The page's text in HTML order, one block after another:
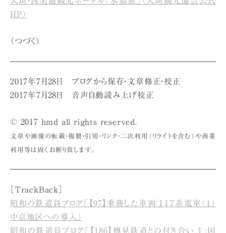
HP）
（つづく）
2017年7月28日 ブログから保存・文章修正・校正
2017年7月28日 音声自動読み上げ校正
© 2017 hmd all rights reserved.
文章や画像の転載・複製・引用・リンク・二次利用（リライトを含む）や商業
利用等は固くお断り致します。
［TrackBack］
昭和の鉄道員ブログ「【97】乗務した車両：１１７系電車（１）
中京地区への導入」
昭和の鉄道員ブログ「【186】樽見鉄道との付き合い 1 :国